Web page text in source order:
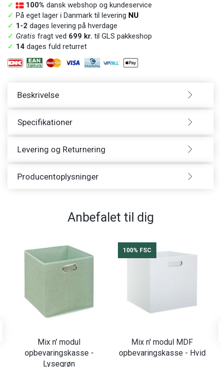
✓ 100% dansk webshop og kundeservice
✓ På eget lager i Danmark til levering NU
✓ 1-2 dages levering på hverdage
✓ Gratis fragt ved 699 kr. til GLS pakkeshop
✓ 14 dages fuld returret
Beskrivelse
Specifikationer
Levering og Returnering
Producentoplysninger
Anbefalet til dig
Mix n' modul
opbevaringskasse -
Lysegrøn
100% FSC
Mix n' modul MDF
opbevaringskasse - Hvid